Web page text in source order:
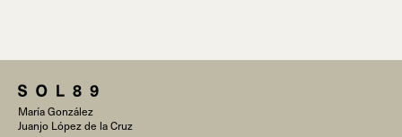
María González
Juanjo López de la Cruz